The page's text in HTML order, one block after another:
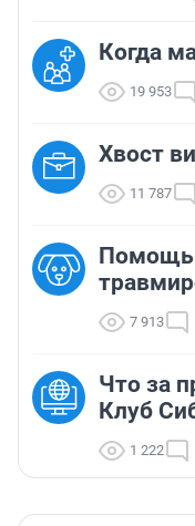
Когда
19 953
Хвост
11 787
Помощь
7 913
Что за
Клуб
1 222